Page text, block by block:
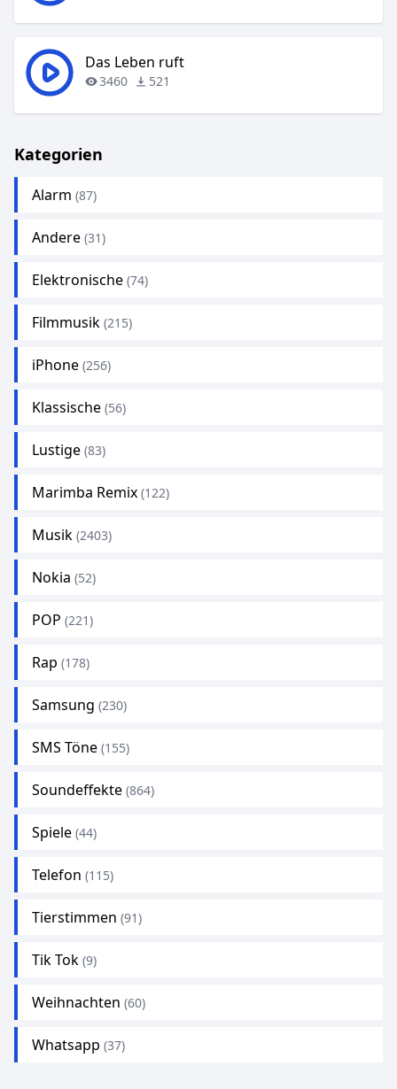
Das Leben ruft
3460 521
Kategorien
Alarm (87)
Andere (31)
Elektronische (74)
Filmmusik (215)
iPhone (256)
Klassische (56)
Lustige (83)
Marimba Remix (122)
Musik (2403)
Nokia (52)
POP (221)
Rap (178)
Samsung (230)
SMS Töne (155)
Soundeffekte (864)
Spiele (44)
Telefon (115)
Tierstimmen (91)
Tik Tok (9)
Weihnachten (60)
Whatsapp (37)